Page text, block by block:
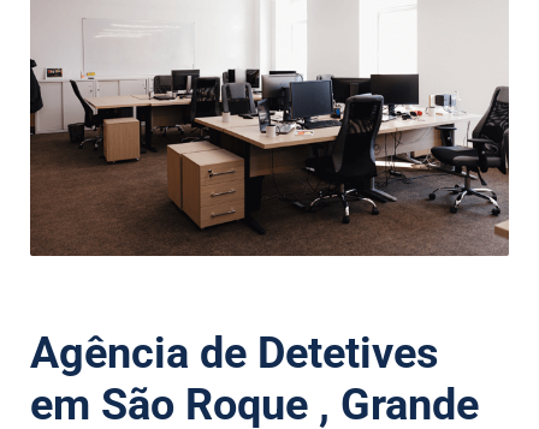
Agência de Detetives
em São Roque , Grande